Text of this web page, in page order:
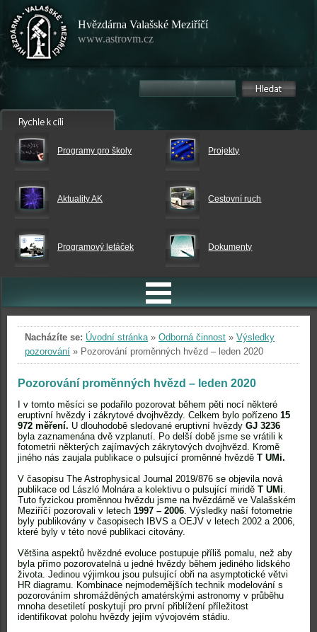
Hvězdárna Valašské Meziříčí
www.astrovm.cz
Programy pro školy Projekty
Aktuality AK Cestovní ruch
Programový letáček Dokumenty
Nacházíte se: Úvodní stránka» Odborná činnost » Výsledky
pozorování » Pozorování proměnných hvězd – leden 2020
Pozorování proměnných hvězd – leden 2020
I v tomto měsíci se podařilo pozorovat během pěti nocí některé
eruptivní hvězdy i zákrytové dvojhvězdy. Celkem bylo pořízeno 15
972 měření. U dlouhodobě sledované eruptivní hvězdy GJ 3236
byla zaznamenána dvě vzplanutí. Po delší době jsme se vrátili k
fotometrii některých zajímavých zákrytových dvojhvězd. Kromě
jiného nás zaujala publikace o pulsující proměnné hvězdě T UMi.
V časopisu The Astrophysical Journal 2019/876 se objevila nová
publikace od László Molnára a kolektivu o pulsující miridě T UMi.
Tuto fyzickou proměnnou hvězdu jsme na hvězdárně ve Valašském
Meziříčí pozorovali v letech 1997 – 2006. Výsledky naší fotometrie
byly publikovány v časopisech IBVS a OEJV v letech 2002 a 2006,
které byly v této nové publikaci citovány.
Většina aspektů hvězdné evoluce postupuje příliš pomalu, než aby
byla přímo pozorovatelná u jedné hvězdy během jediného lidského
života. Jedinou výjimkou jsou pulsující obři na asymptotické větvi
HR diagramu. Kombinace nejmodernějších technik modelování s
pozorováním shromážděných amatérskými astronomy v průběhu
mnoha desetiletí poskytují pro první přiblížení příležitost
identifikovat polohu hvězdy jejím vývojovém stádiu.